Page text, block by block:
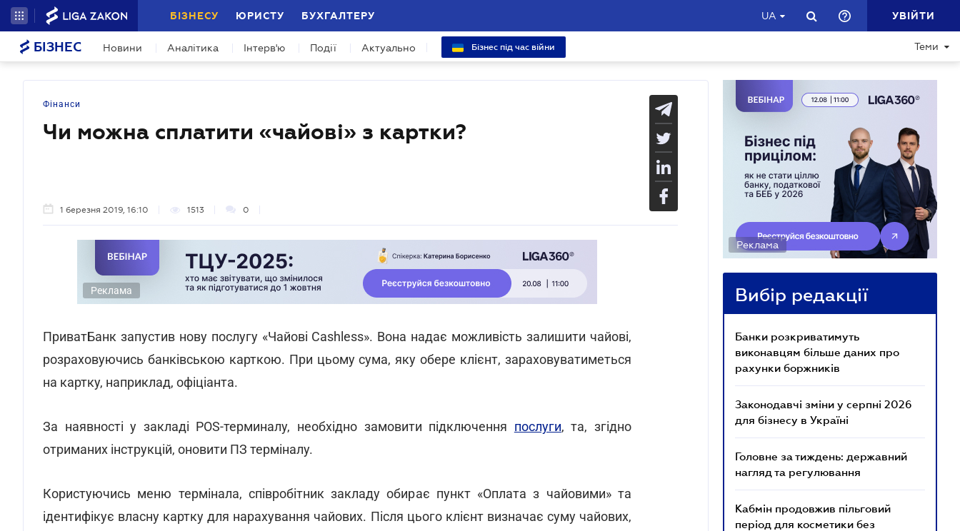
БІЗНЕСУ ЮРИСТУ БУХГАЛТЕРУ UA УВІЙТИ
БІЗНЕС Новини Аналітика Інтерв'ю Події Актуально Бізнес під час війни Теми
Фінанси
Чи можна сплатити «чайові» з картки?
1 березня 2019, 16:10 1513 0
Реклама
ПриватБанк запустив нову послугу «Чайові Cashless». Вона надає можливість залишити чайові,
розраховуючись банківською карткою. При цьому сума, яку обере клієнт, зараховуватиметься
на картку, наприклад, офіціанта.
За наявності у закладі POS-терминалу, необхідно замовити підключення послуги, та, згідно
отриманих інструкцій, оновити ПЗ терміналу.
Користуючись меню термінала, співробітник закладу обирає пункт «Оплата з чайовими» та
ідентифікує власну картку для нарахування чайових. Після цього клієнт визначає суму чайових,
Реклама
Вибір редакції
Банки розкриватимуть
виконавцям більше даних про
рахунки боржників
Законодавчі зміни у серпні 2026
для бізнесу в Україні
Головне за тиждень: державний
нагляд та регулювання
Кабмін продовжив пільговий
період для косметики без